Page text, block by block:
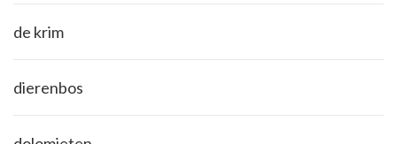
de krim
dierenbos